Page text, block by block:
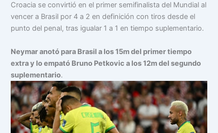
Croacia se convirtió en el primer semifinalista del Mundial al
vencer a Brasil por 4 a 2 en definición con tiros desde el
punto del penal, tras igualar 1 a 1 en tiempo suplementario.
Neymar anotó para Brasil a los 15m del primer tiempo
extra y lo empató Bruno Petkovic a los 12m del segundo
suplementario.